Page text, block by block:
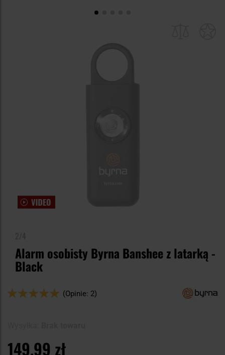
Alarm osobisty Byrna Banshee z latarką -
Black
Ocena:
(Opinie: 2)
149,99 zł